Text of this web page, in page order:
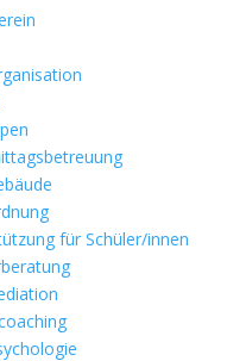
für Schüler/innen